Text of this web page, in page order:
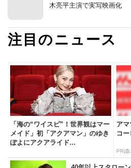
木亮平主演で実写映画化
注目のニュース
「海の“ワイスピ”！世界観はマー
メイド」初「アクアマン」のゆき
ぽよにアクアライド...
ア
コ
PR(